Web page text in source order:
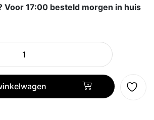
Voor 17:00 besteld morgen in huis